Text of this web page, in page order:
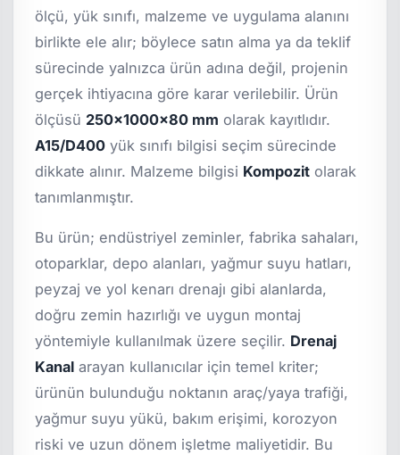
ölçü, yük sınıfı, malzeme ve uygulama alanını
birlikte ele alır; böylece satın alma ya da teklif
sürecinde yalnızca ürün adına değil, projenin
gerçek ihtiyacına göre karar verilebilir. Ürün
ölçüsü 250x1000x80 mm olarak kayıtlıdır.
A15/D400 yük sınıfı bilgisi seçim sürecinde
dikkate alınır. Malzeme bilgisi Kompozit olarak
tanımlanmıştır.
Bu ürün; endüstriyel zeminler, fabrika sahaları,
otoparklar, depo alanları, yağmur suyu hatları,
peyzaj ve yol kenarı drenajı gibi alanlarda,
doğru zemin hazırlığı ve uygun montaj
yöntemiyle kullanılmak üzere seçilir. Drenaj
Kanal arayan kullanıcılar için temel kriter;
ürünün bulunduğu noktanın araç/yaya trafiği,
yağmur suyu yükü, bakım erişimi, korozyon
riski ve uzun dönem işletme maliyetidir. Bu